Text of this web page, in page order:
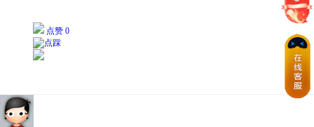
点赞 0